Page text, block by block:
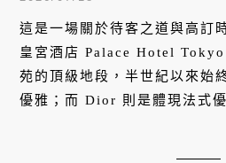
這是一場關於待客之道與高訂
皇宮酒店 Palace Hotel
苑的頂級地段，半世紀以來始
優雅；而 Dior 則是體現法式